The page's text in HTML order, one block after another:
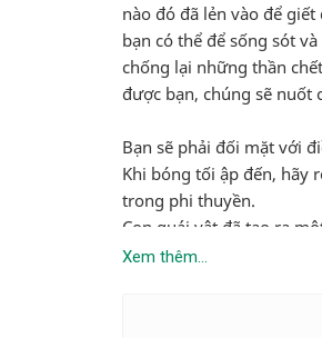
nào đó đã lẻn vào để
bạn có thể để sống sót
chống lại những thần
được bạn, chúng sẽ
Bạn sẽ phải đối mặt với
Khi bóng tối ập đến, hãy
trong phi thuyền.
Con quái vật đã tạo ra
tức.
Xem thêm...